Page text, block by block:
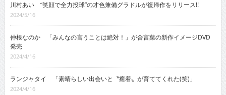
川村あい “笑顔で全力投球”の才色兼備グラドルが復帰作をリリース!!
2024/5/16
仲根なのか 「みんなの言うことは絶対！」が合言葉の新作イメージDVD
発売
2024/4/16
ランジャタイ 「素晴らしい出会いと〝癒着〟が育ててくれた(笑)」
2024/4/16